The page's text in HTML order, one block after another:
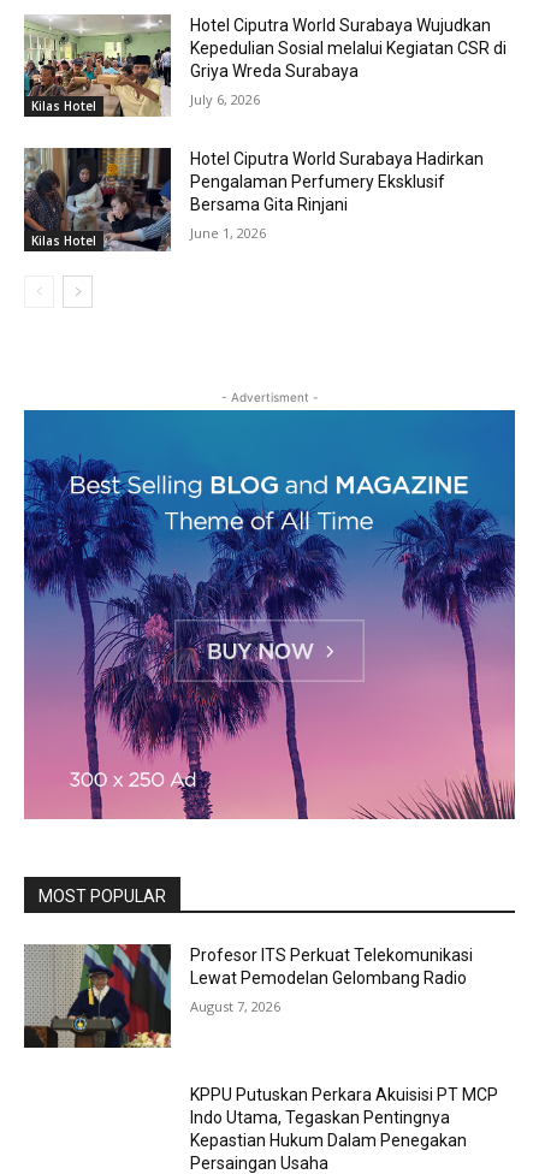
Kilas Hotel
Hotel Ciputra World Surabaya Wujudkan
Kepedulian Sosial melalui Kegiatan CSR di
Griya Wreda Surabaya
July 6, 2026
Kilas Hotel
Hotel Ciputra World Surabaya Hadirkan
Pengalaman Perfumery Eksklusif
Bersama Gita Rinjani
June 1, 2026
- Advertisment -
MOST POPULAR
Profesor ITS Perkuat Telekomunikasi
Lewat Pemodelan Gelombang Radio
August 7, 2026
KPPU Putuskan Perkara Akuisisi PT MCP
Indo Utama, Tegaskan Pentingnya
Kepastian Hukum Dalam Penegakan
Persaingan Usaha